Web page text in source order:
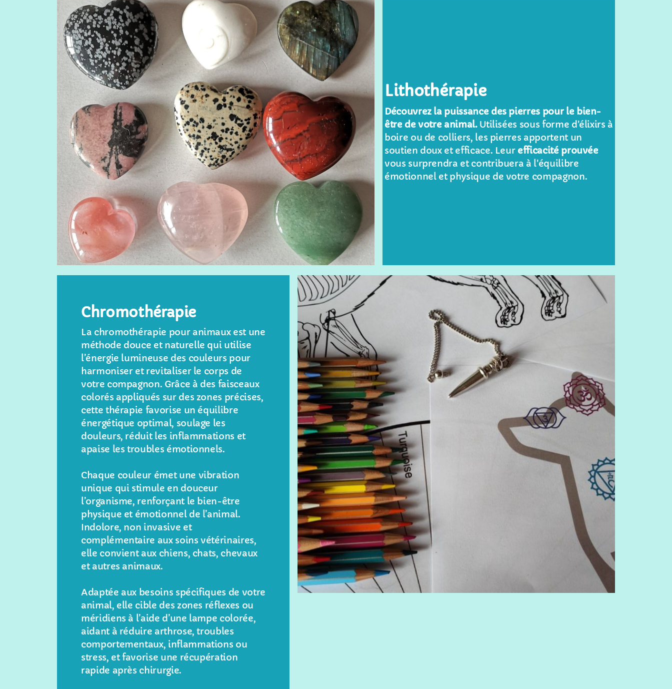
Lithothérapie
Découvrez la puissance des pierres pour le bien-
être de votre animal.Utilisées sous forme d'élixirs à
boire ou de colliers, les pierres apportent un
soutien doux et efficace. Leur efficacité prouvée
vous surprendra et contribuera à l'équilibre
émotionnel et physique de votre compagnon.
Chromothérapie
La chromothérapie pour animaux est une
méthode douce et naturelle qui utilise
l’énergie lumineuse des couleurs pour
harmoniser et revitaliser le corps de
votre compagnon. Grâce à des faisceaux
colorés appliqués sur des zones précises,
cette thérapie favorise un équilibre
énergétique optimal, soulage les
douleurs, réduit les inflammations et
apaise les troubles émotionnels.
Chaque couleur émet une vibration
unique qui stimule en douceur
l’organisme, renforçant le bien-être
physique et émotionnel de l’animal.
Indolore, non invasive et
complémentaire aux soins vétérinaires,
elle convient aux chiens, chats, chevaux
et autres animaux.
Adaptée aux besoins spécifiques de votre
animal, elle cible des zones réflexes ou
méridiens à l’aide d’une lampe colorée,
aidant à réduire arthrose, troubles
comportementaux, inflammations ou
stress, et favorise une récupération
rapide après chirurgie.